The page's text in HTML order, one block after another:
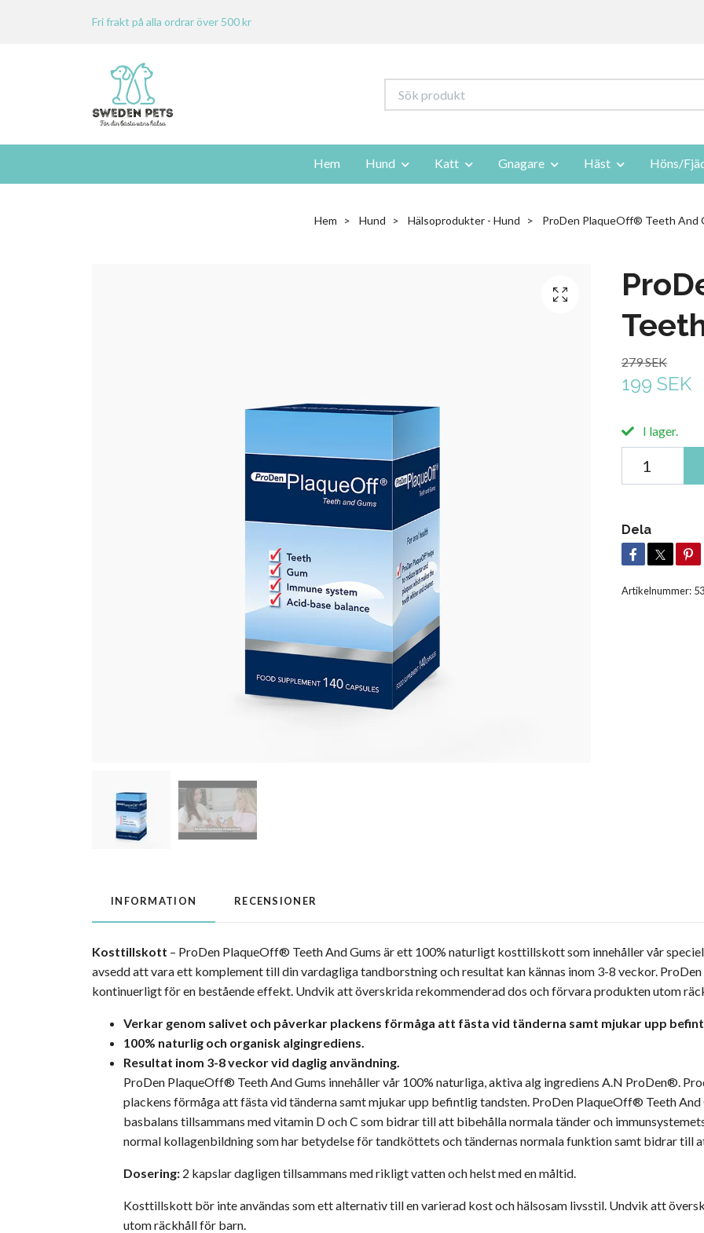
Fri frakt på alla ordrar över 500 kr
Hem Hund Katt Gnagare Häst Höns/
Hem Hund Hälsoprodukter - Hund ProDen PlaqueOff® Teeth And
279 SEK
199 SEK
I lager.
Dela
Artikelnummer: 53
INFORMATION RECENSIONER
Kosttillskott – ProDen PlaqueOff® Teeth And Gums är ett 100% naturligt kosttillskott som innehåller vår
avsedd att vara ett komplement till din vardagliga tandborstning och resultat kan kännas inom 3-8 veckor.
kontinuerligt för en bestående effekt. Undvik att överskrida rekommenderad dos och förvara produkten utom
Verkar genom salivet och påverkar plackens förmåga att fästa vid tänderna samt mjukar upp
100% naturlig och organisk algingrediens.
Resultat inom 3-8 veckor vid daglig användning.
ProDen PlaqueOff® Teeth And Gums innehåller vår 100% naturliga, aktiva alg ingrediens A.N ProDen®.
plackens förmåga att fästa vid tänderna samt mjukar upp befintlig tandsten. ProDen PlaqueOff® Teeth
basbalans tillsammans med vitamin D och C som bidrar till att bibehålla normala tänder och
normal kollagenbildning som har betydelse för tandköttets och tändernas normala funktion samt bidrar till
Dosering: 2 kapslar dagligen tillsammans med rikligt vatten och helst med en måltid.
Kosttillskott bör inte användas som ett alternativ till en varierad kost och hälsosam livsstil. Undvik att
utom räckhåll för barn.